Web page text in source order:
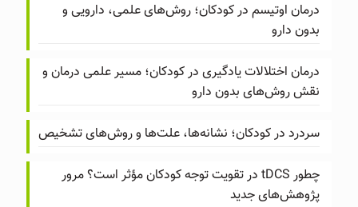
درمان اوتیسم در کودکان؛ روش‌های علمی، دارویی و
بدون دارو
درمان اختلالات یادگیری در کودکان؛ مسیر علمی درمان و
نقش روش‌های بدون دارو
سردرد در کودکان؛ نشانه‌ها، علت‌ها و روش‌های تشخیص
چطور tDCS در تقویت توجه کودکان مؤثر است؟ مرور
پژوهش‌های جدید